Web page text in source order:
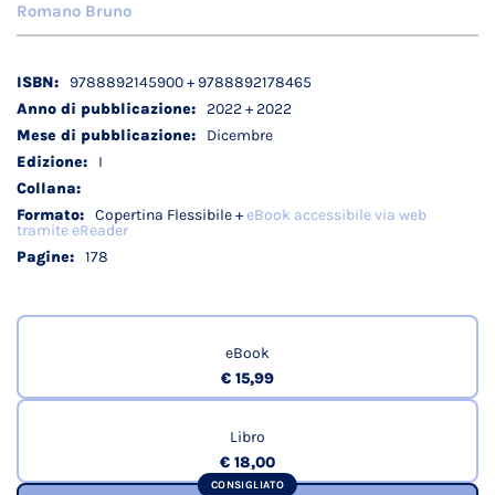
Romano Bruno
Dettagli
tecnici
9788892145900 + 9788892178465
2022 + 2022
Dicembre
I
Copertina Flessibile +eBook accessibile via web
tramite eReader
178
eBook
€ 15,99
Libro
€ 18,00
CONSIGLIATO